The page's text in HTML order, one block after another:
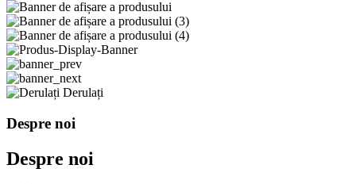
Derulați
Despre noi
Despre noi